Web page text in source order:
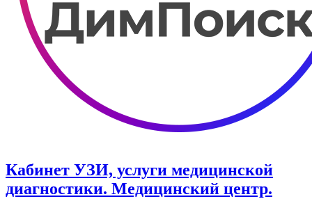
Кабинет УЗИ, услуги медицинской
диагностики. Медицинский центр.